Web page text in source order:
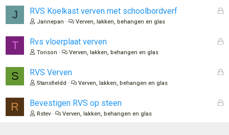
J
G
n
RVS Koelkast verven met schoolbordverf
Jannepan Verven, lakken, behangen en glas
T
G
n
Rvs vloerplaat verven
Tonson Verven, lakken, behangen en glas
S
G
RVS Verven
Stansfieldd Verven, lakken, behangen en glas
R
G
Bevestigen RVS op steen
Rstev Verven, lakken, behangen en glas